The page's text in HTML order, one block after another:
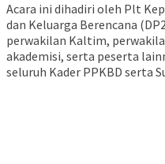
Acara ini dihadiri oleh Plt
dan Keluarga Berencana
perwakilan Kaltim,
akademisi, serta peserta
seluruh Kader PPKBD serta